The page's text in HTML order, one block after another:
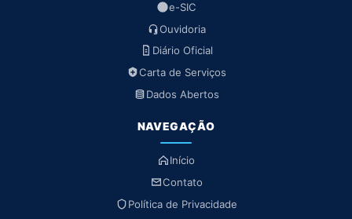
e-SIC
Ouvidoria
Diário Oficial
Carta de Serviços
Dados Abertos
NAVEGAÇÃO
Início
Contato
Política de Privacidade